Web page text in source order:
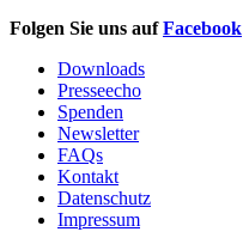
Folgen Sie uns aufFacebook
Downloads
Presseecho
Spenden
Newsletter
FAQs
Kontakt
Datenschutz
Impressum